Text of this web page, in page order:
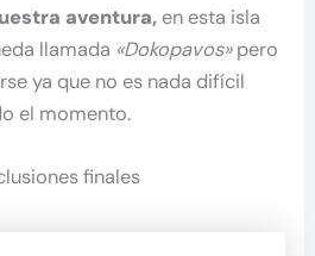
aventura, en esta isla
llamada «Dokopavos»pero
ya que no es nada difícil
el momento.
finales